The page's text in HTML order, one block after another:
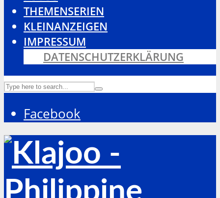
THEMENSERIEN
KLEINANZEIGEN
IMPRESSUM
DATENSCHUTZERKLÄRUNG
Facebook